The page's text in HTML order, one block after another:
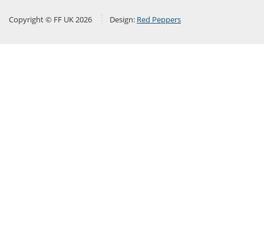
Copyright © FF UK 2026 Design: Red Peppers